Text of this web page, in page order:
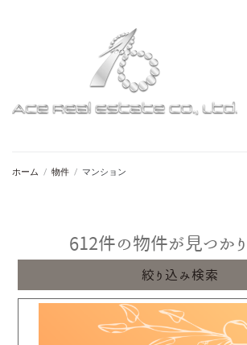
ホーム / 物件 / マンション
612件の物件が見つかり
絞り込み検索